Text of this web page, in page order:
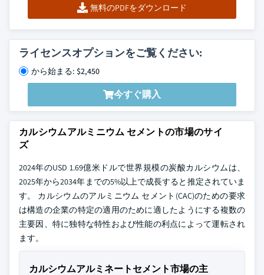
無料のPDFをダウンロード
ライセンスオプションをご覧ください:
から始まる: $2,450
今すぐ購入
カルシウムアルミニウム セメントの市場のサイ
ズ
2024年のUSD 1.69億米ドルで世界規模の炭酸カルシウムは、
2025年から2034年までの5%以上で成長すると推定されていま
す。 カルシウムのアルミニウム セメント(CAC)のための要求
は構造の企業の特定の適用のために適したようにする複数の
主要因、特に独特な特性および性能の利点によって運転され
ます。
カルシウムアルミネートセメント市場の主